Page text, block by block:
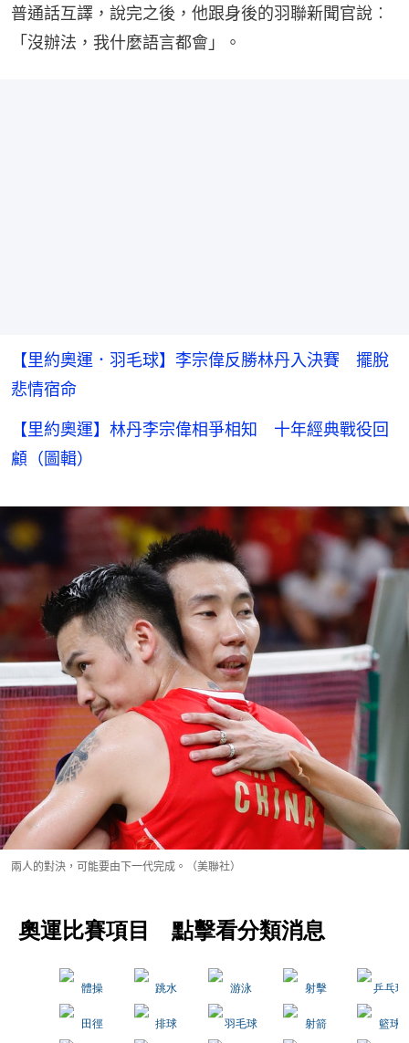
普通話互譯，說完之後，他跟身後的羽聯新聞官說︰
「沒辦法，我什麼語言都會」。
【里約奧運．羽毛球】李宗偉反勝林丹入決賽 擺脫
悲情宿命
【里約奧運】林丹李宗偉相爭相知 十年經典戰役回
顧（圖輯）
兩人的對決，可能要由下一代完成。（美聯社）